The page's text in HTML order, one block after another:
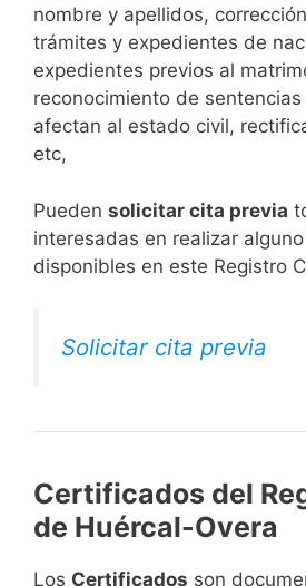
nombre y apellidos,
trámites y expedientes de
expedientes previos al
reconocimiento de
afectan al estado civil,
etc,
​Pueden solicitar cita previa
interesadas en realizar
disponibles en este Registro
Solicitar cita previa
Certificados del
de Huércal-Overa
Los Certificados son